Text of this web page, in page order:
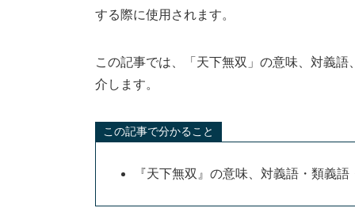
する際に使用されます。
この記事では、「天下無双」の意味、対義
介します。
この記事で分かること
『天下無双』の意味、対義語・類義